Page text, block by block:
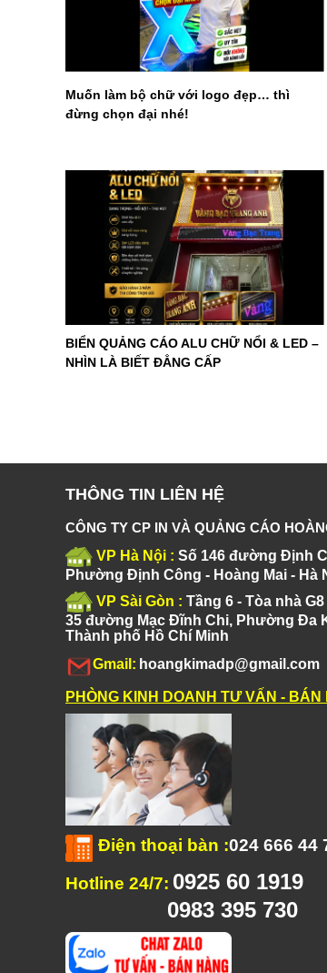
Muốn làm bộ chữ với logo đẹp… thì
đừng chọn đại nhé!
BIỂN QUẢNG CÁO ALU CHỮ NỔI & LED –
NHÌN LÀ BIẾT ĐẲNG CẤP
THÔNG TIN LIÊN HỆ
CÔNG TY CP IN VÀ QUẢNG CÁO
VP Hà Nội : Số 146 đường Định
Phường Định Công - Hoàng Mai - Hà
VP Sài Gòn : Tầng 6 - Tòa nhà
35 đường Mạc Đĩnh Chi, Phường Đa
Thành phố Hồ Chí Minh
Gmail: hoangkimadp@gmail.com
PHÒNG KINH DOANH TƯ VẤN - BÁN
Điện thoại bàn :024 666 44
Hotline 24/7: 0925 60 1919
0983 395 730